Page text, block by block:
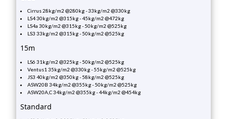
Cirrus 28kg/m2 @280kg - 33kg/m2 @330kg
LS4 30kg/m2 @315kg - 45kg/m2 @472kg
LS4a 30kg/m2 @315kg - 50kg/m2 @525kg
LS3 33kg/m2 @315kg - 50kg/m2 @525kg
15m
LS6 31kg/m2 @325kg - 50kg/m2 @525kg
Ventus1 35kg/m2 @330kg - 55kg/m2 @525kg
JS3 40kg/m2 @350kg - 58kg/m2 @525kg
ASW20B 34kg/m2 @355kg - 50kg/m2 @525kg
ASW20A,C 34kg/m2 @355kg - 44kg/m2 @454kg
Standard